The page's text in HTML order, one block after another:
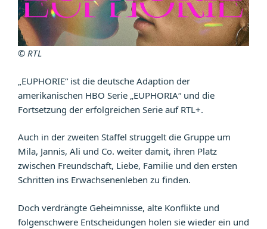
© RTL
„EUPHORIE“ ist die deutsche Adaption der
amerikanischen HBO Serie „EUPHORIA“ und die
Fortsetzung der erfolgreichen Serie auf RTL+.
Auch in der zweiten Staffel struggelt die Gruppe um
Mila, Jannis, Ali und Co. weiter damit, ihren Platz
zwischen Freundschaft, Liebe, Familie und den ersten
Schritten ins Erwachsenenleben zu finden.
Doch verdrängte Geheimnisse, alte Konflikte und
folgenschwere Entscheidungen holen sie wieder ein und